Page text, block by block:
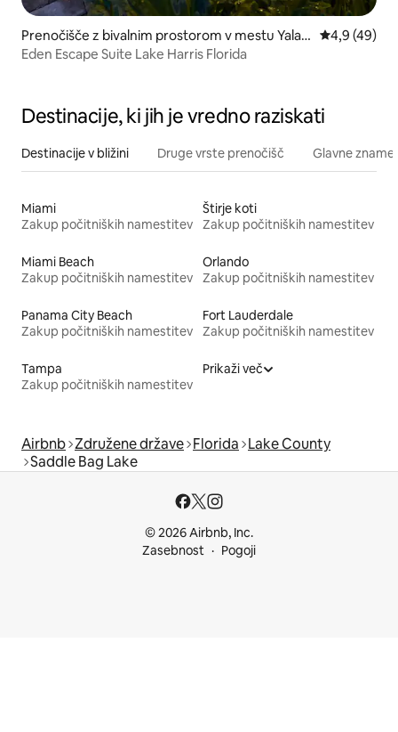
Prenočišče z bivalnim prostorom v mestu Yalah
a
Povprečna
4,9 (49)
Eden Escape Suite Lake Harris Florida
Destinacije, ki jih je vredno raziskati
Destinacije v bližini Druge vrste prenočišč Glavne
Miami
Zakup počitniških namestitev
Štirje koti
Zakup počitniških namestitev
Miami Beach
Zakup počitniških namestitev
Orlando
Zakup počitniških namestitev
Panama City Beach
Zakup počitniških namestitev
Fort Lauderdale
Zakup počitniških namestitev
Tampa
Zakup počitniških namestitev
Prikaži več
Airbnb Združene države Florida Lake County
Saddle Bag Lake
© 2026 Airbnb, Inc.
Zasebnost
Pogoji